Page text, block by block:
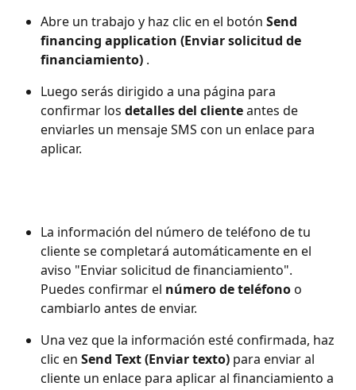
Abre un trabajo y haz clic en el botón Send
financing application (Enviar solicitud de
financiamiento) .
Luego serás dirigido a una página para
confirmar los detalles del cliente antes de
enviarles un mensaje SMS con un enlace para
aplicar.
La información del número de teléfono de tu
cliente se completará automáticamente en el
aviso "Enviar solicitud de financiamiento".
Puedes confirmar el número de teléfono o
cambiarlo antes de enviar.
Una vez que la información esté confirmada, haz
clic en Send Text (Enviar texto) para enviar al
cliente un enlace para aplicar al financiamiento a